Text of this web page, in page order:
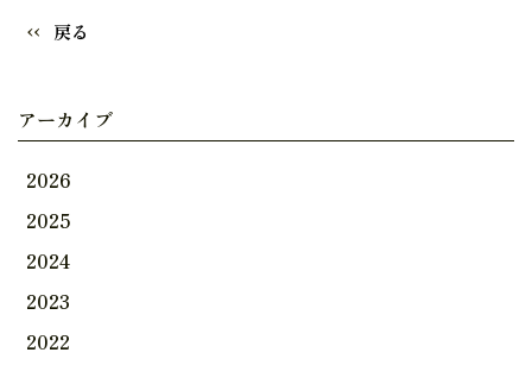
戻る
アーカイブ
2026
2025
2024
2023
2022